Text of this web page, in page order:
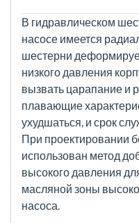
В гидравлическом
насосе имеется
шестерни
низкого давления
вызвать царапание и
плавающие
ухудшаться, и срок
При проектировании
использован метод
высокого давления
масляной зоны
насоса.